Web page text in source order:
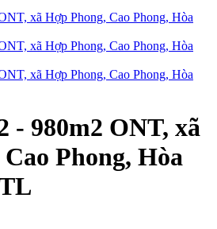
- 980m2 ONT, xã
Phong, Hòa